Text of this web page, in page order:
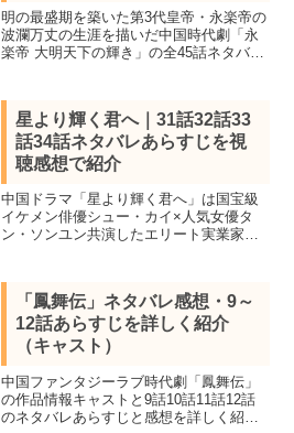
明の最盛期を築いた第3代皇帝・永楽帝の
波瀾万丈の生涯を描いだ中国時代劇「永
楽帝 大明天下の輝き」の全45話ネタバレ
河ドラマの巨匠ガオ・シーシー監督のも
とに豪華キャストが集結。
星より輝く君へ｜31話32話33
話34話ネタバレあらすじを視
聴感想で紹介
中国ドラマ「星より輝く君へ」は国宝級
イケメン俳優シュー・カイ×人気女優タ
ン・ソンユン共演したエリート実業家と
34話を鑑賞し感想を交えネタバレあらす
じを詳しく紹介します。
「鳳舞伝」ネタバレ感想・9～
12話あらすじを詳しく紹介
（キャスト）
中国ファンタジーラブ時代劇「鳳舞伝」
の作品情報キャストと9話10話11話12話
のネタバレあらすじと感想を詳しく紹